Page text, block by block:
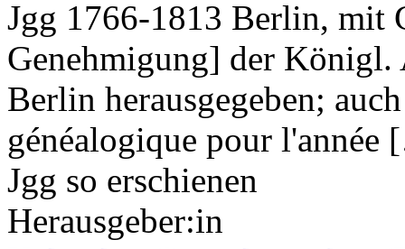
Jgg 1766-1813 Berlin, mit
Genehmigung] der Königl.
Berlin herausgegeben;
généalogique pour
Jgg so erschienen
Herausgeber:in